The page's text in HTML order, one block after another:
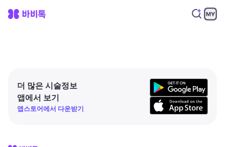
더 많은 시술정보
앱에서 보기
앱스토어에서 다운받기